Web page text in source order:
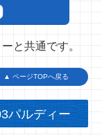
と共通です。
▲ ページTOPへ戻る
パルディー